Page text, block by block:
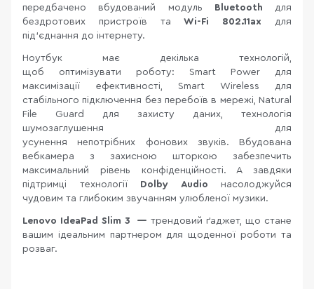
передбачено вбудований модуль Bluetooth для
бездротових пристроїв таWi-Fi 802.11ax для
під'єднання до інтернету.
Ноутбук має декілька технологій,
щоб оптимізувати роботу: Smart Power для
максимізації ефективності, Smart Wireless для
стабільного підключення без перебоїв в мережі, Natural
File Guard для захисту даних, технологія
шумозаглушення для
усунення непотрібних фонових звуків. Вбудована
вебкамера з захисною шторкою забезпечить
максимальний рівень конфіденційності. А завдяки
підтримці технології Dolby Audio насолоджуйся
чудовим та глибоким звучанням улюбленої музики.
Lenovo IdeaPad Slim 3 —трендовий ґаджет, що стане
вашим ідеальним партнером для щоденної роботи та
розваг.